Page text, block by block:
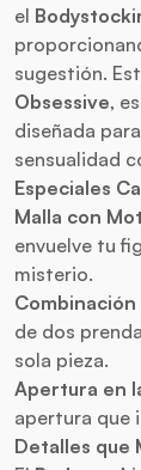
el
sugestión.
Obsessive,
diseñada
sensualidad
Especiales
Malla con
envuelve tu
misterio.
Combinación
de dos
sola pieza.
Apertura en
apertura que
Detalles que